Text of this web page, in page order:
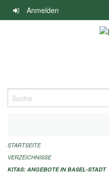
Navigation
überspringen
Anmelden
Suche
ALLGEMEINE INFORMATIONEN
IMPRESSUM
STARTSEITE
VERZEICHNISSE
KITAS: ANGEBOTE IN BASEL-STADT